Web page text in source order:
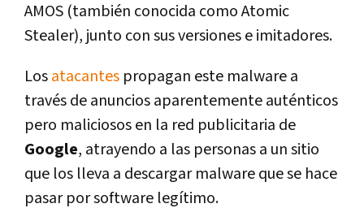
AMOS (también conocida como Atomic
Stealer), junto con sus versiones e imitadores.
Losatacantes propagan este malware a
través de anuncios aparentemente auténticos
pero maliciosos en la red publicitaria de
Google, atrayendo a las personas a un sitio
que los lleva a descargar malware que se hace
pasar por software legítimo.